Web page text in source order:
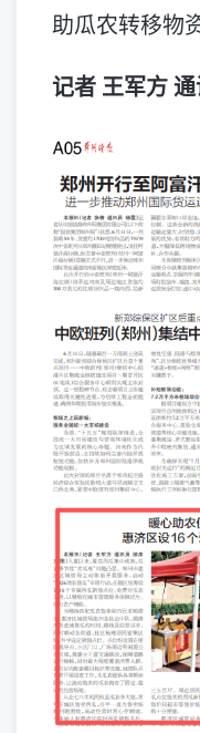
助瓜农转移物
记者 王军方